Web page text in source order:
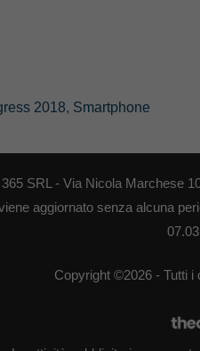
2018, Smartphone
SRL - Via Nicola Marchese
aggiornato senza alcuna
Copyright ©2026 - Tutti i